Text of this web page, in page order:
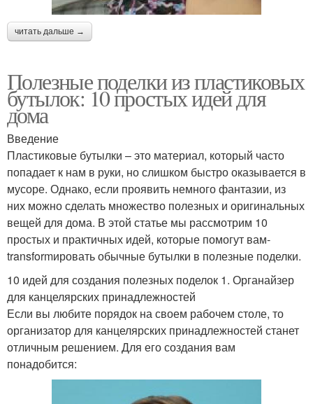
читать дальше →
Полезные поделки из пластиковых
бутылок: 10 простых идей для
дома
Введение
Пластиковые бутылки – это материал, который часто
попадает к нам в руки, но слишком быстро оказывается в
мусоре. Однако, если проявить немного фантазии, из
них можно сделать множество полезных и оригинальных
вещей для дома. В этой статье мы рассмотрим 10
простых и практичных идей, которые помогут вам-
transformировать обычные бутылки в полезные поделки.
10 идей для создания полезных поделок 1. Органайзер
для канцелярских принадлежностей
Если вы любите порядок на своем рабочем столе, то
организатор для канцелярских принадлежностей станет
отличным решением. Для его создания вам
понадобится: